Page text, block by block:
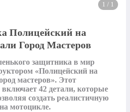
1 / 1
Полицейский на
Город Мастеров
защитника в мир
«Полицейский на
мастеров». Этот
42 детали, которые
создать реалистичную
мотоцикле.